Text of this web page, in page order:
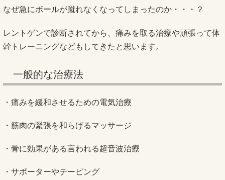
なぜ急にボールが蹴れなくなってしまったのか・・・？
レントゲンで診断されてから、痛みを取る治療や頑張って体
幹トレーニングなどもしてきたと思います。
一般的な治療法
・痛みを緩和させるための電気治療
・筋肉の緊張を和らげるマッサージ
・骨に効果がある言われる超音波治療
・サポーターやテーピング